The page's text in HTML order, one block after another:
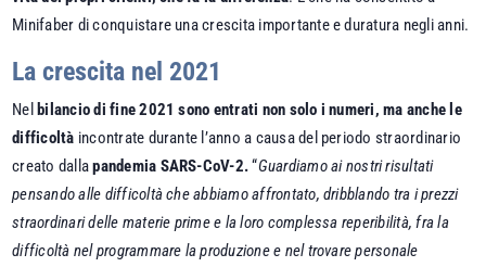
Minifaber di conquistare una crescita importante e duratura negli anni.
La crescita nel 2021
Nel bilancio di fine 2021 sono entrati non solo i numeri, ma anche le
difficoltà incontrate durante l’anno a causa del periodo straordinario
creato dallapandemia SARS-CoV-2.“Guardiamo ai nostri risultati
pensando alle difficoltà che abbiamo affrontato, dribblando tra i prezzi
straordinari delle materie prime e la loro complessa reperibilità, fra la
difficoltà nel programmare la produzione e nel trovare personale